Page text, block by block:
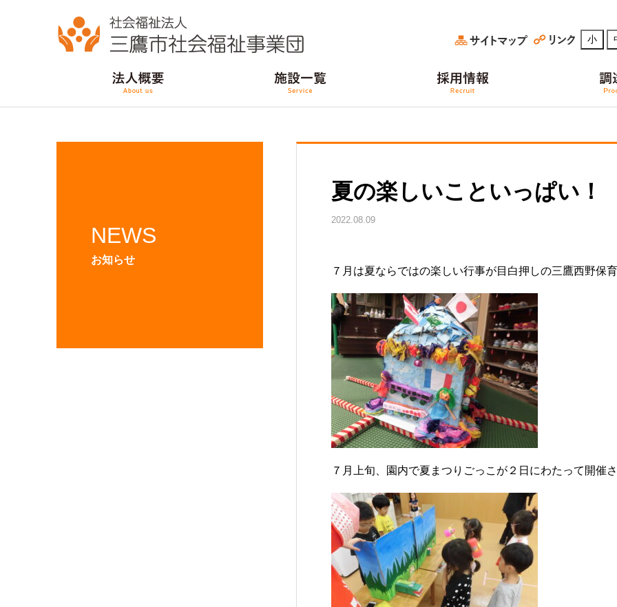
小
NEWS
お知らせ
夏の楽しいこといっぱい！
2022.08.09
７月は夏ならではの楽しい行事が目白押しの三鷹西野保育
７月上旬、園内で夏まつりごっこが２日にわたって開催さ